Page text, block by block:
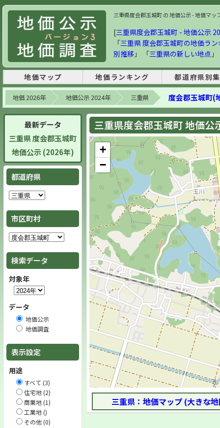
三重県度会郡玉城町 の 地価公示 - 地価マ
[三重県度会郡玉城町 - 地価公示
「三重県 度会郡玉城町の地価ラ
別推移 」 「三重県の新しい地点
地価マップ 地価ランキング 都道府県別
地価 2026年 地価公示 2024年 三重県 度会郡玉城町(
最新データ
三重県 度会郡玉城町
地価公示 (2026年)
都道府県
市区町村
検索データ
対象年
データ
地価公示
地価調査
表示設定
用途
すべて (3)
住宅地 (2)
商業地 (1)
工業地 ()
その他 (0)
三重県度会郡玉城町 地価
+
−
三重県：地価マップ (大きな